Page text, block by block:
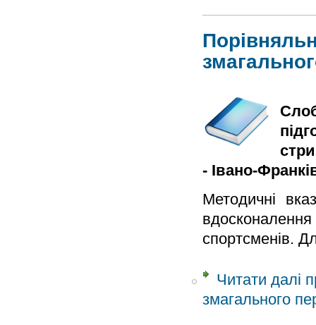
- Івано-
Методичні
спортсменів.
Читати далі
змагального